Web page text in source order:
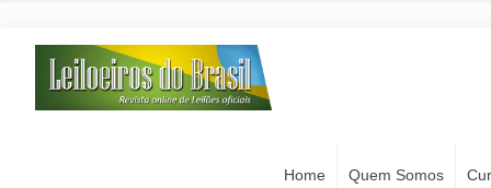
Home Quem Somos